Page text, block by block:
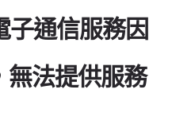
子通信服務因
無法提供服務